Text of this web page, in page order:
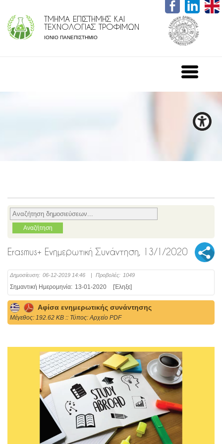
ΤΜΗΜΑ ΕΠΙΣΤΗΜΗΣ ΚΑΙ
ΤΕΧΝΟΛΟΓΙΑΣ ΤΡΟΦΙΜΩΝ
ΙΟΝΙΟ ΠΑΝΕΠΙΣΤΗΜΙΟ
Erasmus+ Ενημερωτική Συνάντηση, 13/1/2020
Δημοσίευση: 06-12-2019 14:46 | Προβολές: 1049
Σημαντική Ημερομηνία: 13-01-2020 [Έληξε]
Αφίσα ενημερωτικής συνάντησης
Mέγεθος: 192.62 KB :: Τύπος: Αρχείο PDF